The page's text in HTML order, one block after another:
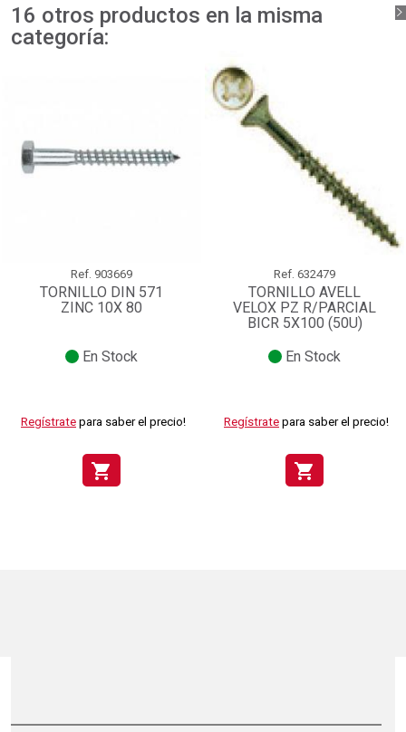
16 otros productos en la misma
categoría:
Ref. 903669
TORNILLO DIN 571
ZINC 10X 80
En Stock
Regístrate para saber el precio!
shopping_cart
Ref. 632479
TORNILLO AVELL
VELOX PZ R/PARCIAL
BICR 5X100 (50U)
En Stock
Regístrate para saber el precio!
shopping_cart